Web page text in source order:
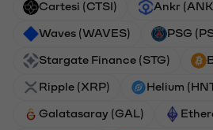
Cartesi (CTSI) Ankr
Waves (WAVES) PSG
Stargate Finance (STG)
Ripple (XRP) Helium
Galatasaray (GAL)